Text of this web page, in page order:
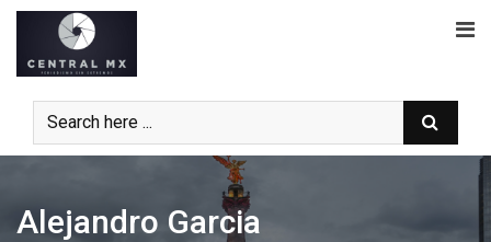
Skip
content
Alejandro Garcia